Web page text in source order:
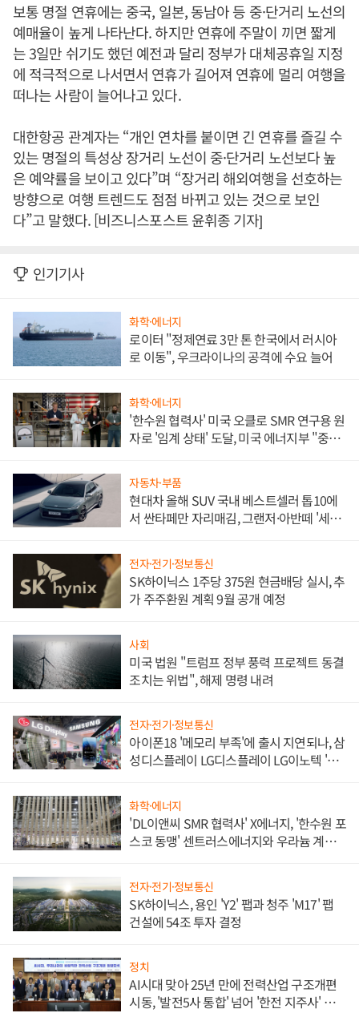
보통 명절 연휴에는 중국, 일본, 동남아 등 중·단거리 노선의
예매율이 높게 나타난다. 하지만 연휴에 주말이 끼면 짧게
는 3일만 쉬기도 했던 예전과 달리 정부가 대체공휴일 지정
에 적극적으로 나서면서 연휴가 길어져 연휴에 멀리 여행을
떠나는 사람이 늘어나고 있다.
대한항공 관계자는 “개인 연차를 붙이면 긴 연휴를 즐길 수
있는 명절의 특성상 장거리 노선이 중·단거리 노선보다 높
은 예약률을 보이고 있다”며 “장거리 해외여행을 선호하는
방향으로 여행 트렌드도 점점 바뀌고 있는 것으로 보인
다”고 말했다. [비즈니스포스트 윤휘종 기자]
인기기사
화학·에너지
로이터 "정제연료 3만 톤 한국에서 러시아
로 이동", 우크라이나의 공격에 수요 늘어
화학·에너지
'한수원 협력사' 미국 오클로 SMR 연구용 원
자로 '임계 상태' 도달, 미국 에너지부 "중요
자동차·부품
현대차 올해 SUV 국내 베스트셀러 톱10에
서 싼타페만 자리매김, 그랜저·아반떼 '세단
전자·전기·정보통신
SK하이닉스 1주당 375원 현금배당 실시, 추
가 주주환원 계획 9월 공개 예정
사회
미국 법원 "트럼프 정부 풍력 프로젝트 동결
조치는 위법", 해제 명령 내려
전자·전기·정보통신
아이폰18 '메모리 부족'에 출시 지연되나, 삼
성디스플레이 LG디스플레이 LG이노텍 '탈
화학·에너지
'DL이앤씨 SMR 협력사' X에너지, '한수원 포
스코 동맹' 센트러스에너지와 우라늄 계약
전자·전기·정보통신
SK하이닉스, 용인 'Y2' 팹과 청주 'M17' 팹
건설에 54조 투자 결정
정치
AI시대 맞아 25년 만에 전력산업 구조개편
시동, '발전5사 통합' 넘어 '한전 지주사' 재편